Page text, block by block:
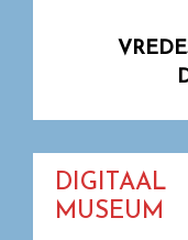
DIGITAAL
MUSEUM